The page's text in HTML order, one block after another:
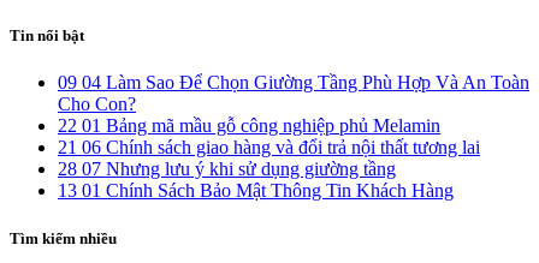
Tin nổi bật
09 04 Làm Sao Để Chọn Giường Tầng Phù Hợp Và An Toàn
Cho Con?
22 01 Bảng mã mầu gỗ công nghiệp phủ Melamin
21 06 Chính sách giao hàng và đổi trả nội thất tương lai
28 07 Nhưng lưu ý khi sử dụng giường tầng
13 01 Chính Sách Bảo Mật Thông Tin Khách Hàng
Tìm kiếm nhiều